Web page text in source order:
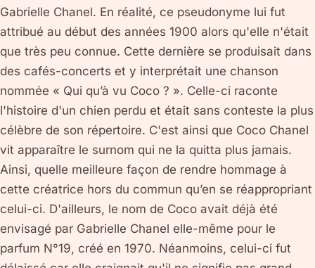
Gabrielle Chanel. En réalité, ce pseudonyme lui fut
attribué au début des années 1900 alors qu'elle n'était
que très peu connue. Cette dernière se produisait dans
des cafés-concerts et y interprétait une chanson
nommée « Qui qu’à vu Coco ? ». Celle-ci raconte
l'histoire d'un chien perdu et était sans conteste la plus
célèbre de son répertoire. C'est ainsi que Coco Chanel
vit apparaître le surnom qui ne la quitta plus jamais.
Ainsi, quelle meilleure façon de rendre hommage à
cette créatrice hors du commun qu’en se réappropriant
celui-ci. D'ailleurs, le nom de Coco avait déjà été
envisagé par Gabrielle Chanel elle-même pour le
parfum N°19, créé en 1970. Néanmoins, celui-ci fut